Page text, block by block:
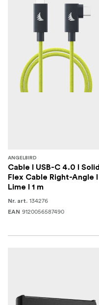
ANGELBIRD
Cable I USB-C 4.0 I Solid
Flex Cable Right-Angle I
Lime I 1 m
Nr. art. 134276
EAN 9120056587490